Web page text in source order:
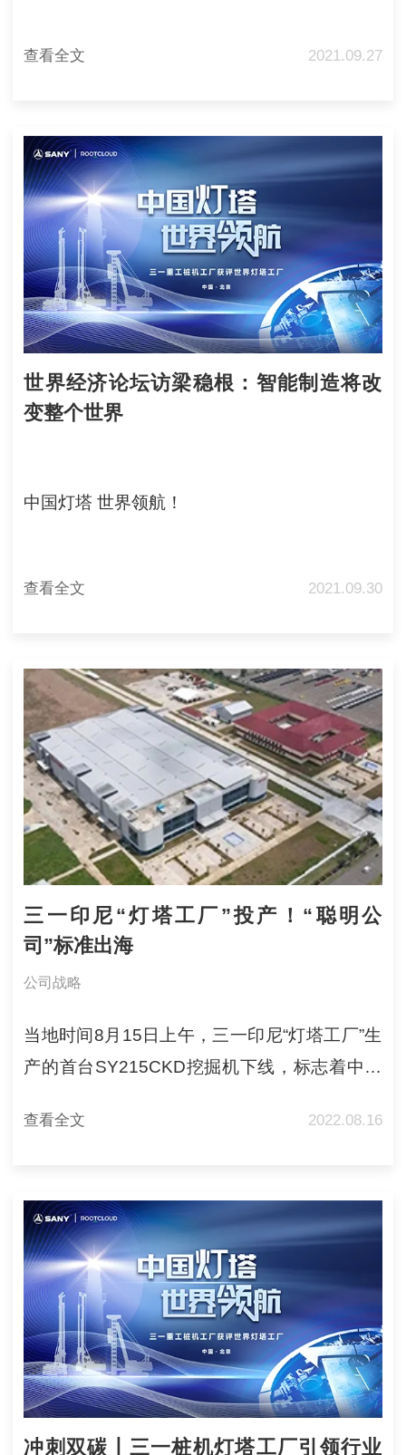
查看全文 2021.09.27
世界经济论坛访梁稳根：智能制造将改
变整个世界
中国灯塔 世界领航！
查看全文 2021.09.30
三一印尼“灯塔工厂”投产！“聪明公
司”标准出海
公司战略
当地时间8月15日上午，三一印尼“灯塔工厂”生
产的首台SY215CKD挖掘机下线，标志着中国
开启了三一海外智能制造的新篇章。
查看全文 2022.08.16
冲刺双碳丨三一桩机灯塔工厂引领行业